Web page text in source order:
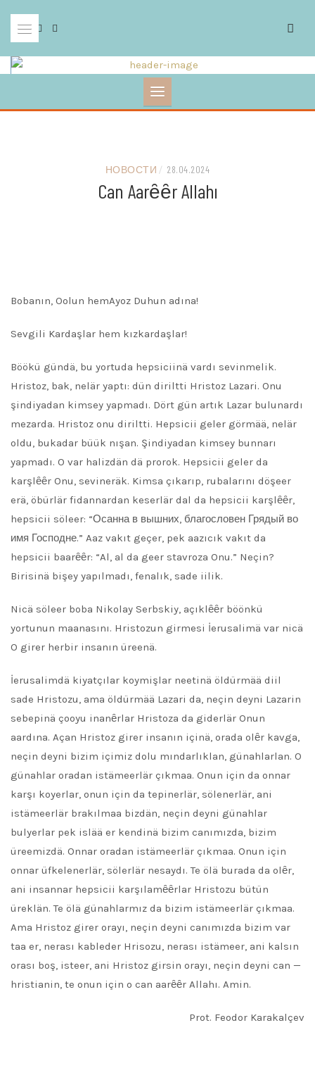
content
НОВОСТИ / 28.04.2024
Can Aarȇȇr Allahı
Bobanın, Oolun hemAyoz Duhun adına!
Sevgili Kardaşlar hem kızkardaşlar!
Böökü gündä, bu yortuda hepsiciinä vardı sevinmelik.
Hristoz, bak, nelär yaptı: dün diriltti Hristoz Lazari. Onu
şindiyadan kimsey yapmadı. Dört gün artık Lazar bulunardı
mezarda. Hristoz onu diriltti. Hepsicii geler görmää, nelär
oldu, bukadar büük nışan. Şindiyadan kimsey bunnarı
yapmadı. O var halizdän dä prorok. Hepsicii geler da
karşlȇȇr Onu, sevineräk. Kimsa çıkarıp, rubalarını döşeer
erä, öbürlär fidannardan keserlär dal da hepsicii karşlȇȇr,
hepsicii söleer: “Осанна в вышних, благословен Грядый во
имя Господне.” Aaz vakıt geçer, pek aazıcık vakıt da
hepsicii baarȇȇr: “Al, al da geer stavroza Onu.” Neçin?
Birisinä bişey yapılmadı, fenalık, sade iilik.
Nicä söleer boba Nikolay Serbskiy, açıklȇȇr böönkü
yortunun maanasını. Hristozun girmesi İerusalimä var nicä
O girer herbir insanın üreenä.
İerusalimdä kiyatçılar koymişlar neetinä öldürmää diil
sade Hristozu, ama öldürmää Lazari da, neçin deyni Lazarin
sebepinä çooyu inanȇrlar Hristoza da giderlär Onun
aardına. Açan Hristoz girer insanın içinä, orada olȇr kavga,
neçin deyni bizim içimiz dolu mındarlıklan, günahlarlan. O
günahlar oradan istämeerlär çıkmaa. Onun için da onnar
karşı koyerlar, onun için da tepinerlär, sölenerlär, ani
istämeerlär brakılmaa bizdän, neçin deyni günahlar
bulyerlar pek islää er kendinä bizim canımızda, bizim
üreemizdä. Onnar oradan istämeerlär çıkmaa. Onun için
onnar üfkelenerlär, sölerlär nesaydı. Te ölä burada da olȇr,
ani insannar hepsicii karşılamȇȇrlar Hristozu bütün
üreklän. Te ölä günahlarmız da bizim istämeerlär çıkmaa.
Ama Hristoz girer orayı, neçin deyni canımızda bizim var
taa er, nerası kableder Hrisozu, nerası istämeer, ani kalsın
orası boş, isteer, ani Hristoz girsin orayı, neçin deyni can —
hristianin, te onun için o can aarȇȇr Allahı. Amin.
Prot. Feodor Karakalçev